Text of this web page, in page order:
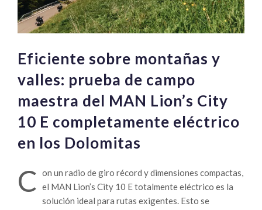
Eficiente sobre montañas y
valles: prueba de campo
maestra del MAN Lion’s City
10 E completamente eléctrico
en los Dolomitas
C on un radio de giro récord y dimensiones compactas,
el MAN Lion’s City 10 E totalmente eléctrico es la
solución ideal para rutas exigentes. Esto se